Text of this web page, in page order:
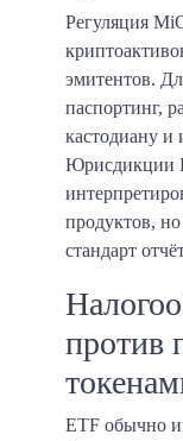
Регуляция
эмитентов.
паспортинг,
кастодиану и
Юрисдикции
продуктов,
стандарт
против
ETF обычно